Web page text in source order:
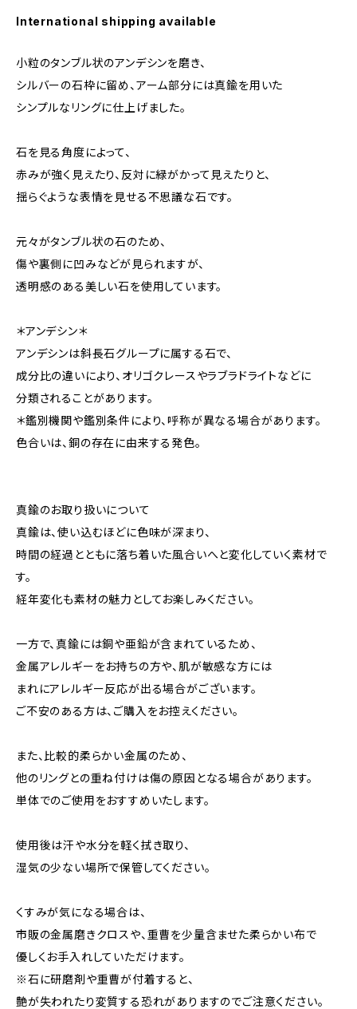
International shipping available
小粒のタンブル状のアンデシンを磨き、
シルバーの石枠に留め、アーム部分には真鍮を用いた
シンプルなリングに仕上げました。
石を見る角度によって、
赤みが強く見えたり、反対に緑がかって見えたりと、
揺らぐような表情を見せる不思議な石です。
元々がタンブル状の石のため、
傷や裏側に凹みなどが見られますが、
透明感のある美しい石を使用しています。
＊アンデシン＊
アンデシンは斜長石グループに属する石で、
成分比の違いにより、オリゴクレースやラブラドライトなどに
分類されることがあります。
＊鑑別機関や鑑別条件により、呼称が異なる場合があります。
色合いは、銅の存在に由来する発色。
真鍮のお取り扱いについて
真鍮は、使い込むほどに色味が深まり、
時間の経過とともに落ち着いた風合いへと変化していく素材で
す。
経年変化も素材の魅力としてお楽しみください。
一方で、真鍮には銅や亜鉛が含まれているため、
金属アレルギーをお持ちの方や、肌が敏感な方には
まれにアレルギー反応が出る場合がございます。
ご不安のある方は、ご購入をお控えください。
また、比較的柔らかい金属のため、
他のリングとの重ね付けは傷の原因となる場合があります。
単体でのご使用をおすすめいたします。
使用後は汗や水分を軽く拭き取り、
湿気の少ない場所で保管してください。
くすみが気になる場合は、
市販の金属磨きクロスや、重曹を少量含ませた柔らかい布で
優しくお手入れしていただけます。
※石に研磨剤や重曹が付着すると、
艶が失われたり変質する恐れがありますのでご注意ください。